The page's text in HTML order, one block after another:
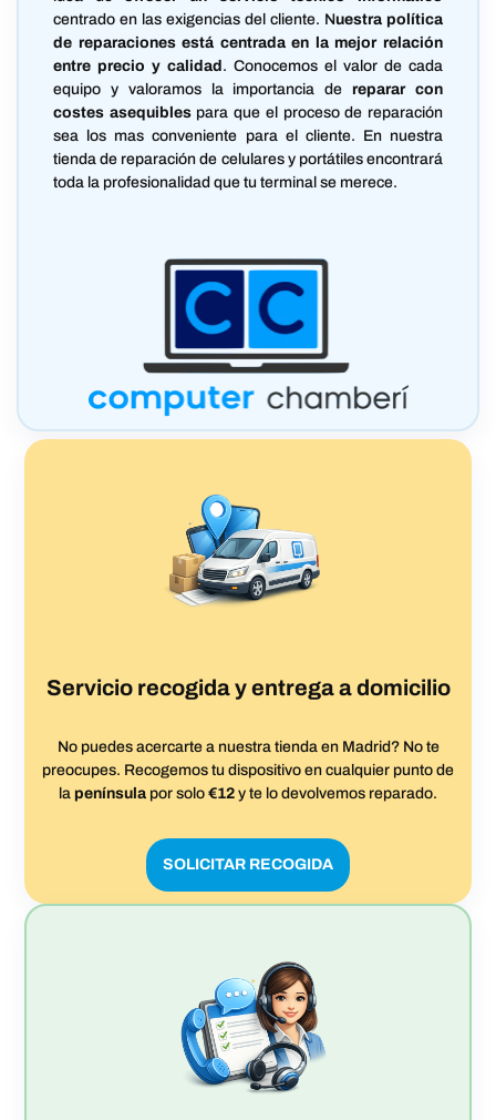
centrado en las exigencias del cliente. Nuestra política
de reparaciones está centrada en la mejor relación
entre precio y calidad . Conocemos el valor de cada
equipo y valoramos la importancia dereparar con
costes asequiblespara que el proceso de reparación
sea los mas conveniente para el cliente. En nuestra
tienda de reparación de celulares y portátiles encontrará
toda la profesionalidad que tu terminal se merece.
Servicio recogida y entrega a domicilio
No puedes acercarte a nuestra tienda en Madrid? No te
preocupes. Recogemos tu dispositivo en cualquier punto de
la península por solo €12 y te lo devolvemos reparado.
SOLICITAR RECOGIDA